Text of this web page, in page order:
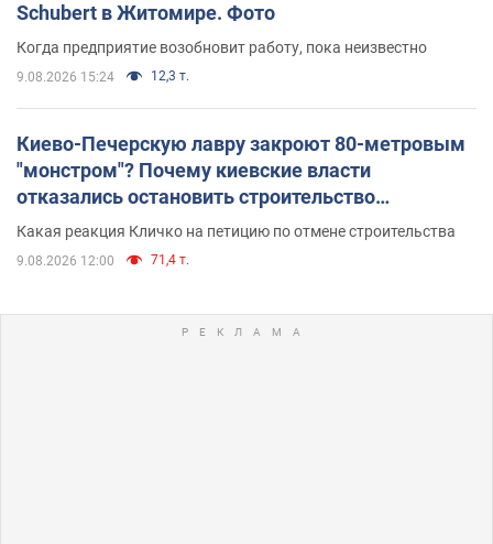
Schubert в Житомире. Фото
Когда предприятие возобновит работу, пока неизвестно
9.08.2026 15:24 12,3 т.
Киево-Печерскую лавру закроют 80-метровым
"монстром"? Почему киевские власти
отказались остановить строительство
небоскреба "московского верующего"
Какая реакция Кличко на петицию по отмене строительства
9.08.2026 12:00 71,4 т.